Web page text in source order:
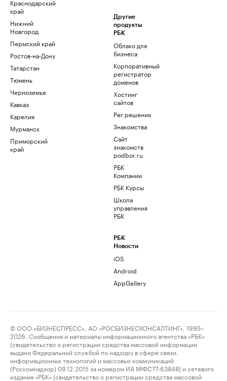
Краснодарский
край
Нижний
Новгород
Пермский край
Ростов-на-Дону
Татарстан
Тюмень
Черноземье
Кавказ
Карелия
Мурманск
Приморский
край
Другие
продукты
РБК
Облако для
бизнеса
Корпоративный
регистратор
доменов
Хостинг
сайтов
Рег.решения
Знакомства
Сайт
знакомств
podbor.ru
РБК
Компании
РБК Курсы
Школа
управления
РБК
РБК
Новости
iOS
Android
AppGallery
© ООО «БИЗНЕСПРЕСС», АО «РОСБИЗНЕСКОНСАЛТИНГ», 1995–
2026. Сообщения и материалы информационного агентства «РБК»
(свидетельство о регистрации средства массовой информации
выдано Федеральной службой по надзору в сфере связи,
информационных технологий и массовых коммуникаций
(Роскомнадзор) 09.12.2015 за номером ИА №ФС77-63848) и сетевого
издания «РБК» (свидетельство о регистрации средства массовой